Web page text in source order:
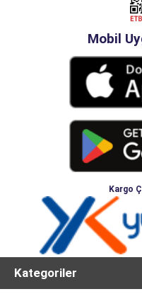
Mobil
Kargo
Kategoriler